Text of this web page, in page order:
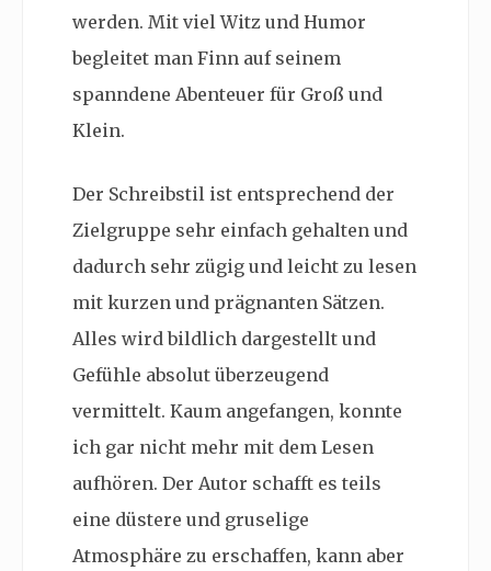
werden. Mit viel Witz und Humor
begleitet man Finn auf seinem
spanndene Abenteuer für Groß und
Klein.
Der Schreibstil ist entsprechend der
Zielgruppe sehr einfach gehalten und
dadurch sehr zügig und leicht zu lesen
mit kurzen und prägnanten Sätzen.
Alles wird bildlich dargestellt und
Gefühle absolut überzeugend
vermittelt. Kaum angefangen, konnte
ich gar nicht mehr mit dem Lesen
aufhören. Der Autor schafft es teils
eine düstere und gruselige
Atmosphäre zu erschaffen, kann aber